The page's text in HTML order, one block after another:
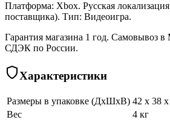
Платформа: Xbox. Русская
поставщика). Тип: Видеоигра.
Гарантия магазина 1 год. Самовывоз в
СДЭК по России.
Характеристики
Размеры в упаковке (ДхШхВ) 42 x 38
Вес
4 кг